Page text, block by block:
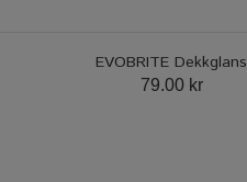
EVOBRITE Dekkglans
79.00 kr